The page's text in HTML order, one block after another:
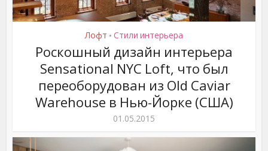
Лофт • Стили интерьера
Роскошный дизайн интерьера
Sensational NYC Loft, что был
переоборудован из Old Caviar
Warehouse в Нью-Йорке (США)
01.05.2015